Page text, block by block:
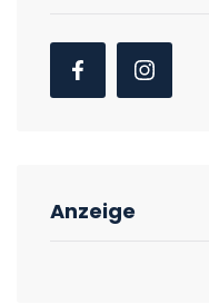
Anzeige